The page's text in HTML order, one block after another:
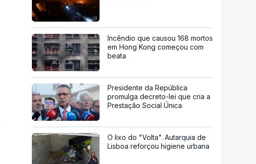
Incêndio que causou 168 mortos
em Hong Kong começou com
beata
Presidente da República
promulga decreto-lei que cria a
Prestação Social Única
O lixo do "Volta". Autarquia de
Lisboa reforçou higiene urbana